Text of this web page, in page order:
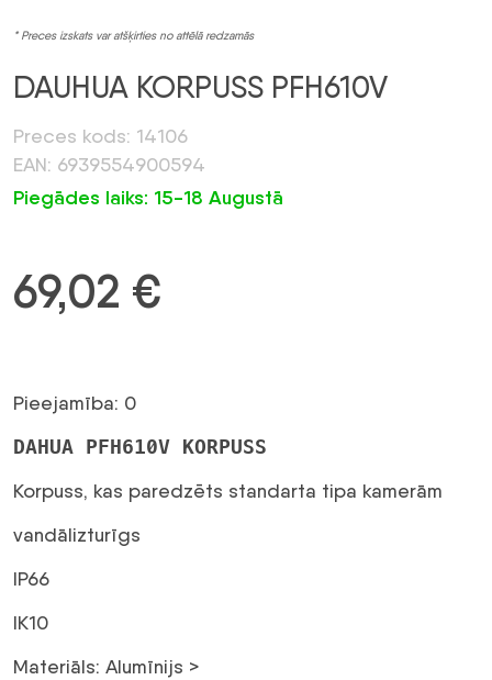
* Preces izskats var atšķirties no attēlā redzamās
DAUHUA KORPUSS PFH610V
Preces kods: 14106
EAN: 6939554900594
Piegādes laiks: 15-18 Augustā
69,02 €
Pieejamība: 0
DAHUA PFH610V KORPUSS
Korpuss, kas paredzēts standarta tipa kamerām
vandālizturīgs
IP66
IK10
Materiāls: Alumīnijs >